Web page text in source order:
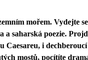
mořem. Vydejte
saharská poezie.
i
mostů, pocítíte